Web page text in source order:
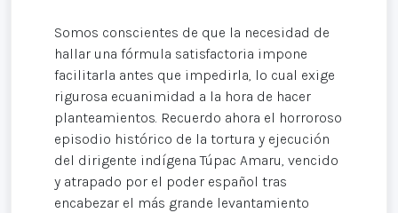
Somos conscientes de que la necesidad de
hallar una fórmula satisfactoria impone
facilitarla antes que impedirla, lo cual exige
rigurosa ecuanimidad a la hora de hacer
planteamientos. Recuerdo ahora el horroroso
episodio histórico de la tortura y ejecución
del dirigente indígena Túpac Amaru, vencido
y atrapado por el poder español tras
encabezar el más grande levantamiento